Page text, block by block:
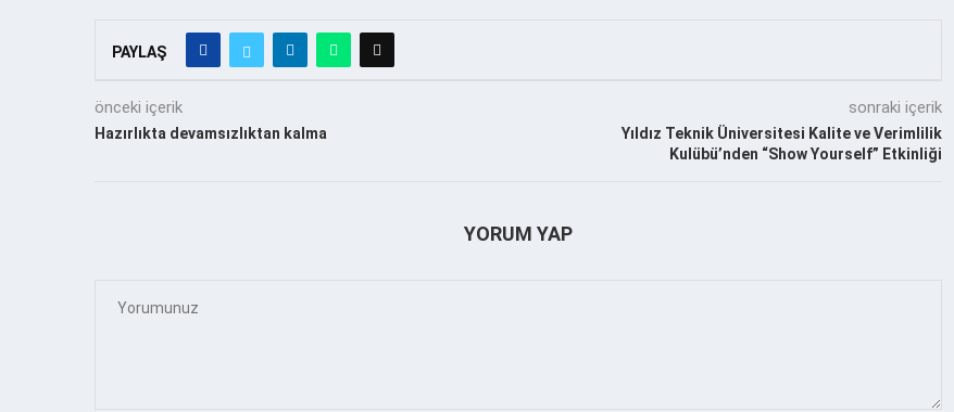
PAYLAŞ
önceki içerik
Hazırlıkta devamsızlıktan kalma
sonraki içerik
Yıldız Teknik Üniversitesi Kalite ve Verimlilik
Kulübü’nden “Show Yourself” Etkinliği
YORUM YAP